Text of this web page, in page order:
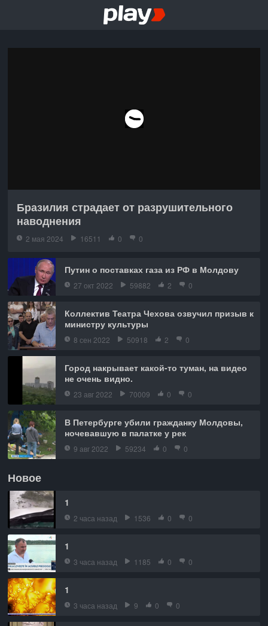
Бразилия страдает от разрушительного
наводнения
2 мая 2024 16511 0 0
Путин о поставках газа из РФ в Молдову
27 окт 2022 59882 2 0
Коллектив Театра Чехова озвучил призыв к
министру культуры
8 сен 2022 50918 2 0
Город накрывает какой-то туман, на видео
не очень видно.
23 авг 2022 70009 0 0
В Петербурге убили гражданку Молдовы,
ночевавшую в палатке у рек
9 авг 2022 59234 0 0
Новое
1
2 часа назад 1536 0 0
1
3 часа назад 1185 0 0
1
3 часа назад 9 0 0